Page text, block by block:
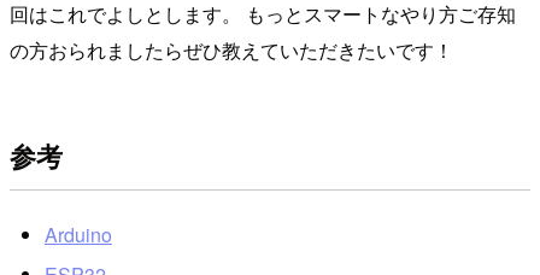
回はこれでよしとします。 もっとスマートなやり方ご存知
の方おられましたらぜひ教えていただきたいです！
参考
Arduino